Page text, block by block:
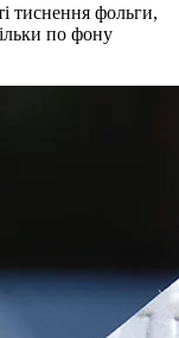
тиснення фольги,
по фону